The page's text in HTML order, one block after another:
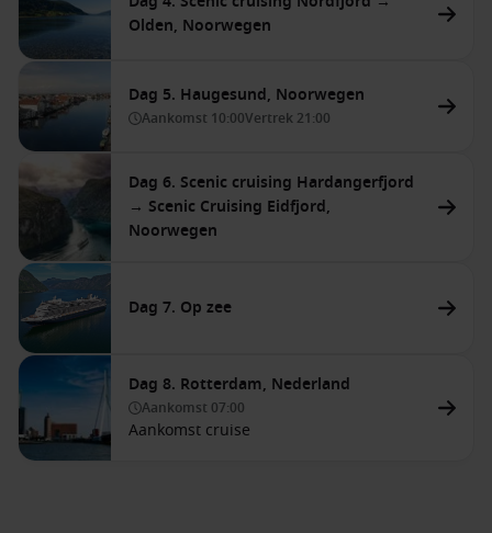
Olden, Noorwegen
Dag 5. Haugesund, Noorwegen
Aankomst 10:00Vertrek 21:00
Dag 6. Scenic cruising Hardangerfjord
→ Scenic Cruising Eidfjord,
Noorwegen
Dag 7. Op zee
Dag 8. Rotterdam, Nederland
Aankomst 07:00
Aankomst cruise